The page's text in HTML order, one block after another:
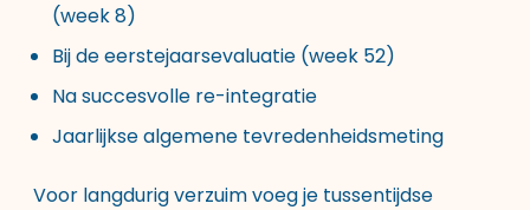
(week 8)
Bij de eerstejaarsevaluatie (week 52)
Na succesvolle re-integratie
Jaarlijkse algemene tevredenheidsmeting
Voor langdurig verzuim voeg je tussentijdse